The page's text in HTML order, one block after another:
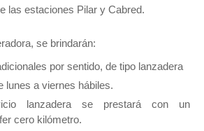
las estaciones Pilar y Cabred.
se brindarán:
por sentido, de tipo lanzadera
lunes a viernes hábiles.
lanzadera se prestará con un
cero kilómetro.